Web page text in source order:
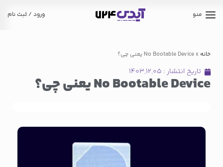
منو ورود / ثبت نام
خانه » No Bootable Device یعنی چی؟
تاریخ انتشار : ۱۴۰۳,۱۲,۰۵
No Bootable Device یعنی چی؟